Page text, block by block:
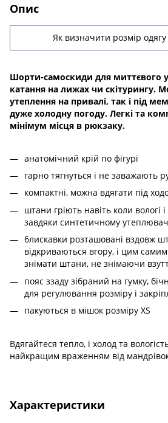
Опис
Як визначити розмір одягу
Шорти-самоскиди для миттєвого
катання на лижах чи скітурингу.
утеплення на привалі, так і під
дуже холодну погоду. Легкі та
мінімум місця в рюкзаку.
анатомічний крій по фігурі
гарно тягнуться і не заважають
компактні, можна вдягати під
штани гріють навіть коли вологі
завдяки синтетичному
блискавки розташовані вздовж
відкриваються вгору, і цим
знімати штани, не знімаючи
пояс ззаду зібраний на гумку,
для регулювання розміру і
пакуються в мішок розміру XS
Вдягайтеся тепло, і холод та
найкращим враженням від
Характеристики